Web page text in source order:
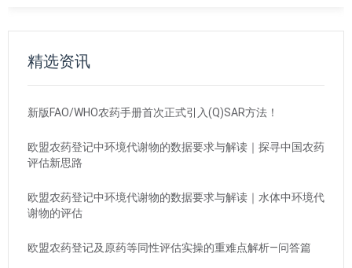
精选资讯
新版FAO/WHO农药手册首次正式引入(Q)SAR方法！
欧盟农药登记中环境代谢物的数据要求与解读｜探寻中国农药
评估新思路
欧盟农药登记中环境代谢物的数据要求与解读｜水体中环境代
谢物的评估
欧盟农药登记及原药等同性评估实操的重难点解析—问答篇